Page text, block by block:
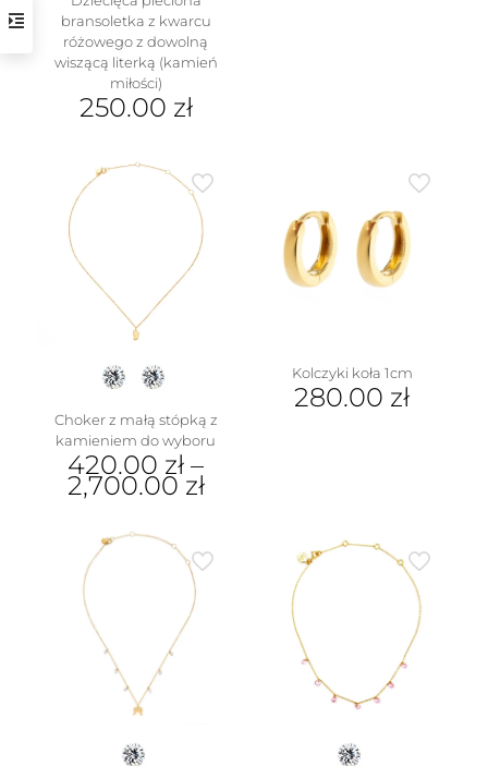
bransoletka z kwarcu
różowego z dowolną
wiszącą literką (kamień
miłości)
250.00 zł
ma
wariantów.
wybrać
stronie
produktu
Choker z małą stópką z
kamieniem do wyboru
420.00 zł –
2,700.00 zł
produkt
wariantów.
można
wybrać
na
stronie
produktu
Kolczyki koła 1cm
280.00 zł